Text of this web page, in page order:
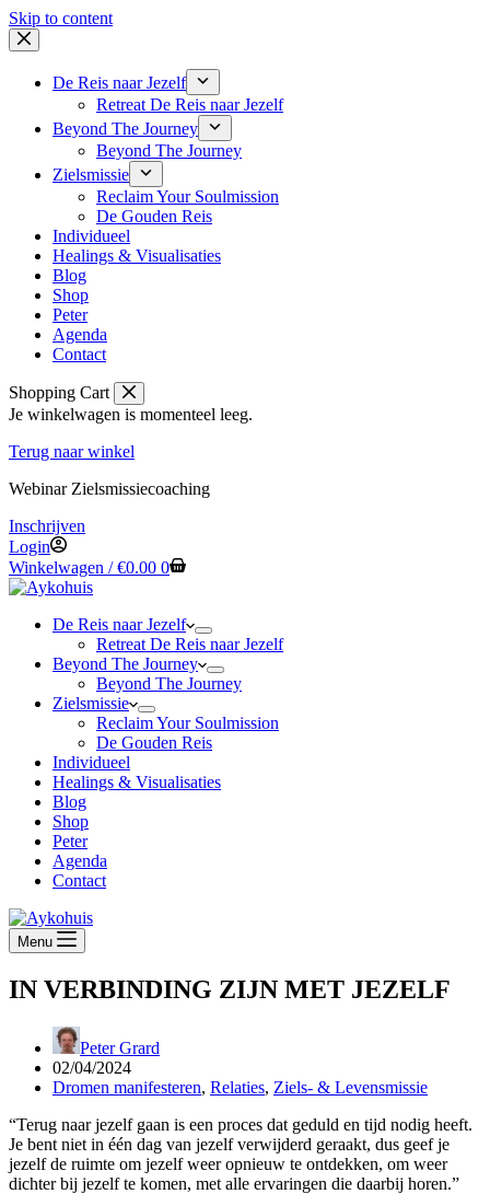
Skip to content
De Reis naar Jezelf
Retreat De Reis naar Jezelf
Beyond The Journey
Beyond The Journey
Zielsmissie
Reclaim Your Soulmission
De Gouden Reis
Individueel
Healings & Visualisaties
Blog
Shop
Peter
Agenda
Contact
Shopping Cart
Je winkelwagen is momenteel leeg.
Terug naar winkel
Webinar Zielsmissiecoaching
Inschrijven
Login
Winkelwagen /€0.00 0
De Reis naar Jezelf
Retreat De Reis naar Jezelf
Beyond The Journey
Beyond The Journey
Zielsmissie
Reclaim Your Soulmission
De Gouden Reis
Individueel
Healings & Visualisaties
Blog
Shop
Peter
Agenda
Contact
Menu
IN VERBINDING ZIJN MET JEZELF
Peter Grard
02/04/2024
Dromen manifesteren, Relaties, Ziels- & Levensmissie
“Terug naar jezelf gaan is een proces dat geduld en tijd nodig heeft.
Je bent niet in één dag van jezelf verwijderd geraakt, dus geef je
jezelf de ruimte om jezelf weer opnieuw te ontdekken, om weer
dichter bij jezelf te komen, met alle ervaringen die daarbij horen.”